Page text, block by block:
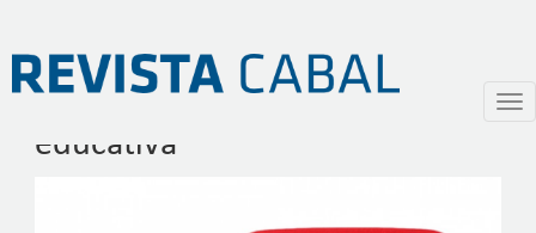
Pasar
contenido
YouTube como herramienta
educativa